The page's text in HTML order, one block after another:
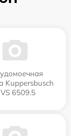
Kuppersbusch
6509.5